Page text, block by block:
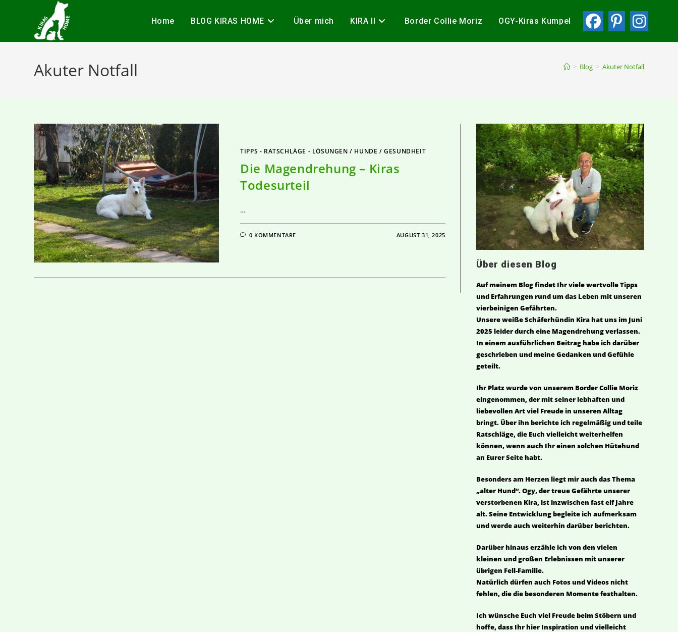
Home BLOG KIRAS HOME Über mich KIRA II Border Collie Moriz OGY-Kiras Kumpel
Akuter Notfall > Blog > Akuter Notfall
TIPPS - RATSCHLÄGE - LÖSUNGEN / HUNDE /GESUNDHEIT
Die Magendrehung – Kiras
Todesurteil
…
0 KOMMENTARE AUGUST 31, 2025
Über diesen Blog
Auf meinem Blog findet Ihr viele wertvolle Tipps
und Erfahrungen rund um das Leben mit unseren
vierbeinigen Gefährten.
Unsere weiße Schäferhündin Kira hat uns im Juni
2025 leider durch eine Magendrehung verlassen.
In einem ausführlichen Beitrag habe ich darüber
geschrieben und meine Gedanken und Gefühle
geteilt.
Ihr Platz wurde von unserem Border Collie Moriz
eingenommen, der mit seiner lebhaften und
liebevollen Art viel Freude in unseren Alltag
bringt. Über ihn berichte ich regelmäßig und teile
Ratschläge, die Euch vielleicht weiterhelfen
können, wenn auch Ihr einen solchen Hütehund
an Eurer Seite habt.
Besonders am Herzen liegt mir auch das Thema
„alter Hund“. Ogy, der treue Gefährte unserer
verstorbenen Kira, ist inzwischen fast elf Jahre
alt. Seine Entwicklung begleite ich aufmerksam
und werde auch weiterhin darüber berichten.
Darüber hinaus erzähle ich von den vielen
kleinen und großen Erlebnissen mit unserer
übrigen Fell-Familie.
Natürlich dürfen auch Fotos und Videos nicht
fehlen, die die besonderen Momente festhalten.
Ich wünsche Euch viel Freude beim Stöbern und
hoffe, dass Ihr hier Inspiration und vielleicht